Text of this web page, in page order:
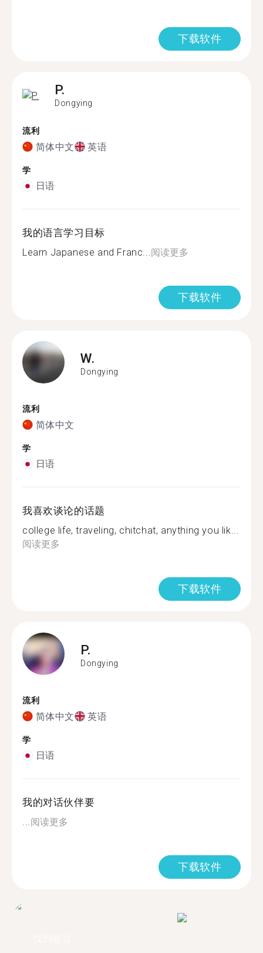
下载软件
P.
Dongying
流利
简体中文 英语
学
日语
我的语言学习目标
Learn Japanese and Franc...阅读更多
下载软件
W.
Dongying
流利
简体中文
学
日语
我喜欢谈论的话题
college life, traveling, chitchat, anything you lik...
阅读更多
下载软件
P.
Dongying
流利
简体中文 英语
学
日语
我的对话伙伴要
...阅读更多
下载软件